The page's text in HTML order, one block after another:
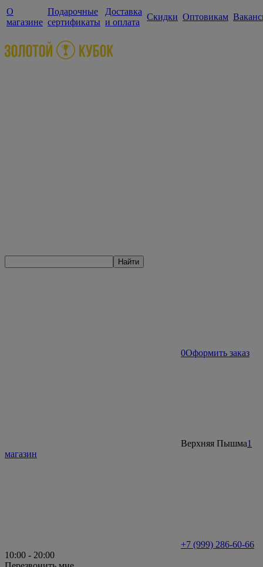
О
магазине
Подарочные
сертификаты
Доставка
и оплата
Скидки Оптовикам
Найти
0Оформить заказ
Верхняя Пышма1
магазин
+7 (999) 286-60-66
10:00 - 20:00